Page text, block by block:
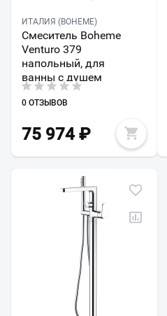
ИТАЛИЯ (BOHEME)
Смеситель Boheme
Venturo 379
напольный, для
ванны с душем
0 ОТЗЫВОВ
75 974 ₽